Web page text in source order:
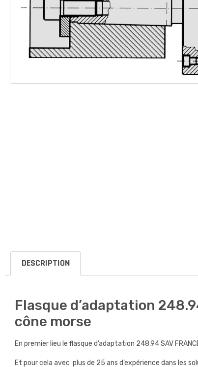
DESCRIPTION
Flasque d’adaptation
cône morse
En premier lieu le flasque d’adaptation 248.94 SAV
Et pour cela avec plus de 25 ans d’expérience dans les